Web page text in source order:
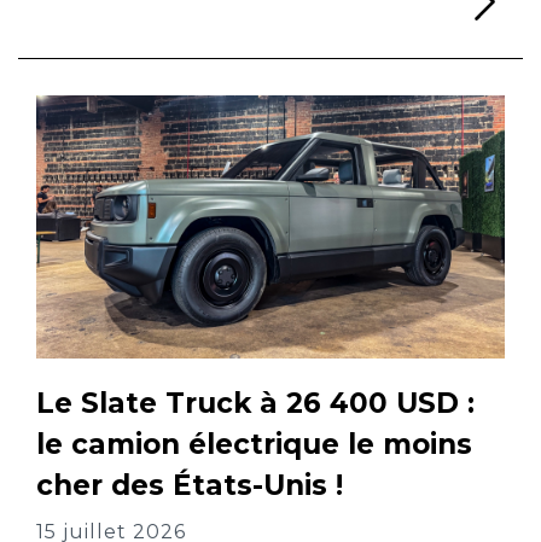
Le Slate Truck à 26 400 USD :
le camion électrique le moins
cher des États-Unis !
15 juillet 2026